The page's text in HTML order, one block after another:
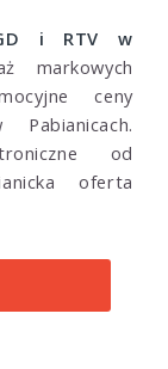
i RTV w
markowych
ceny
od
oferta